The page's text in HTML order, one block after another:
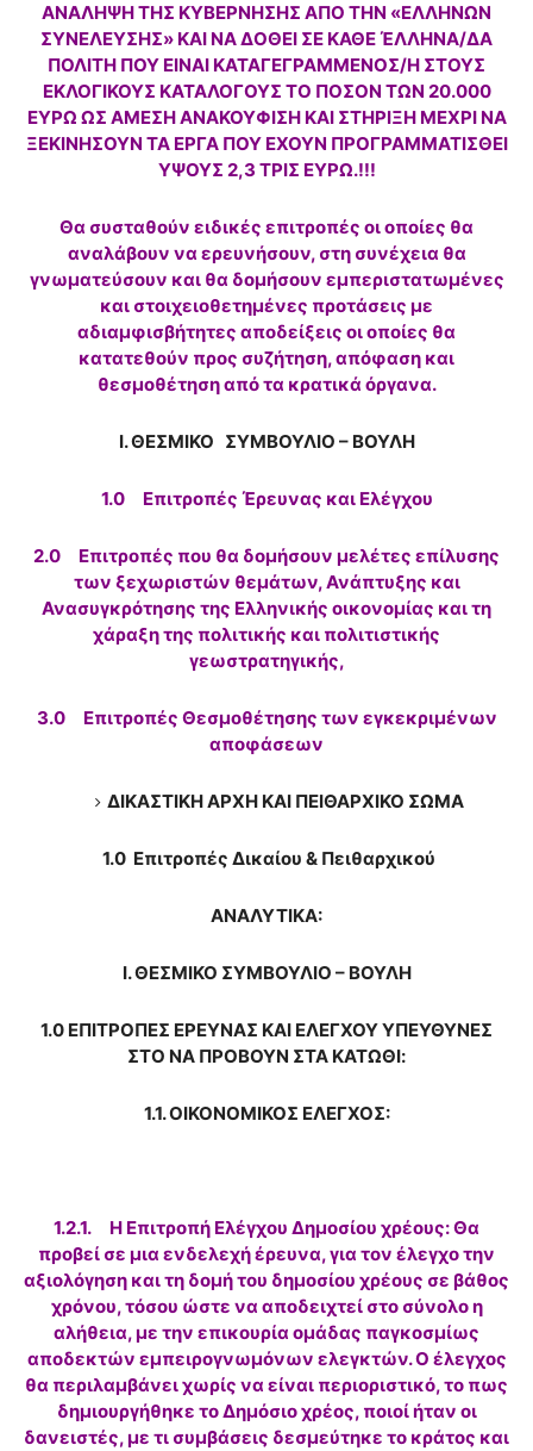
ΑΝΑΛΗΨΗ ΤΗΣ ΚΥΒΕΡΝΗΣΗΣ ΑΠΟ ΤΗΝ «ΕΛΛΗΝΩΝ
ΣΥΝΕΛΕΥΣΗΣ» ΚΑΙ ΝΑ ΔΟΘΕΙ ΣΕ ΚΑΘΕ ΈΛΛΗΝΑ/ΔΑ
ΠΟΛΙΤΗ ΠΟΥ ΕΙΝΑΙ ΚΑΤΑΓΕΓΡΑΜΜΕΝΟΣ/Η ΣΤΟΥΣ
ΕΚΛΟΓΙΚΟΥΣ ΚΑΤΑΛΟΓΟΥΣ ΤΟ ΠΟΣΟΝ ΤΩΝ 20.000
ΕΥΡΩ ΩΣ ΑΜΕΣΗ ΑΝΑΚΟΥΦΙΣΗ ΚΑΙ ΣΤΗΡΙΞΗ ΜΕΧΡΙ ΝΑ
ΞΕΚΙΝΗΣΟΥΝ ΤΑ ΕΡΓΑ ΠΟΥ ΕΧΟΥΝ ΠΡΟΓΡΑΜΜΑΤΙΣΘΕΙ
ΥΨΟΥΣ 2,3 ΤΡΙΣ ΕΥΡΩ.!!!
Θα συσταθούν ειδικές επιτροπές οι οποίες θα
αναλάβουν να ερευνήσουν, στη συνέχεια θα
γνωματεύσουν και θα δομήσουν εμπεριστατωμένες
και στοιχειοθετημένες προτάσεις με
αδιαμφισβήτητες αποδείξεις οι οποίες θα
κατατεθούν προς συζήτηση, απόφαση και
θεσμοθέτηση από τα κρατικά όργανα.
Ι. ΘΕΣΜΙΚΟ ΣΥΜΒΟΥΛΙΟ – ΒΟΥΛΗ
1.0 Επιτροπές Έρευνας και Ελέγχου
2.0 Επιτροπές που θα δομήσουν μελέτες επίλυσης
των ξεχωριστών θεμάτων, Ανάπτυξης και
Ανασυγκρότησης της Ελληνικής οικονομίας και τη
χάραξη της πολιτικής και πολιτιστικής
γεωστρατηγικής,
3.0 Επιτροπές Θεσμοθέτησης των εγκεκριμένων
αποφάσεων
ΔΙΚΑΣΤΙΚΗ ΑΡΧΗ ΚΑΙ ΠΕΙΘΑΡΧΙΚΟ ΣΩΜΑ
1.0 Επιτροπές Δικαίου & Πειθαρχικού
ΑΝΑΛΥΤΙΚΑ:
Ι. ΘΕΣΜΙΚΟ ΣΥΜΒΟΥΛΙΟ – ΒΟΥΛΗ
1.0 ΕΠΙΤΡΟΠΕΣ ΕΡΕΥΝΑΣ ΚΑΙ ΕΛΕΓΧΟΥ ΥΠΕΥΘΥΝΕΣ
ΣΤΟ ΝΑ ΠΡΟΒΟΥΝ ΣΤΑ ΚΑΤΩΘΙ:
1.1. ΟΙΚΟΝΟΜΙΚΟΣ ΕΛΕΓΧΟΣ:
1.2.1. Η Επιτροπή Ελέγχου Δημοσίου χρέους: Θα
προβεί σε μια ενδελεχή έρευνα, για τον έλεγχο την
αξιολόγηση και τη δομή του δημοσίου χρέους σε βάθος
χρόνου, τόσου ώστε να αποδειχτεί στο σύνολο η
αλήθεια, με την επικουρία ομάδας παγκοσμίως
αποδεκτών εμπειρογνωμόνων ελεγκτών. Ο έλεγχος
θα περιλαμβάνει χωρίς να είναι περιοριστικό, το πως
δημιουργήθηκε το Δημόσιο χρέος, ποιοί ήταν οι
δανειστές, με τι συμβάσεις δεσμεύτηκε το κράτος και